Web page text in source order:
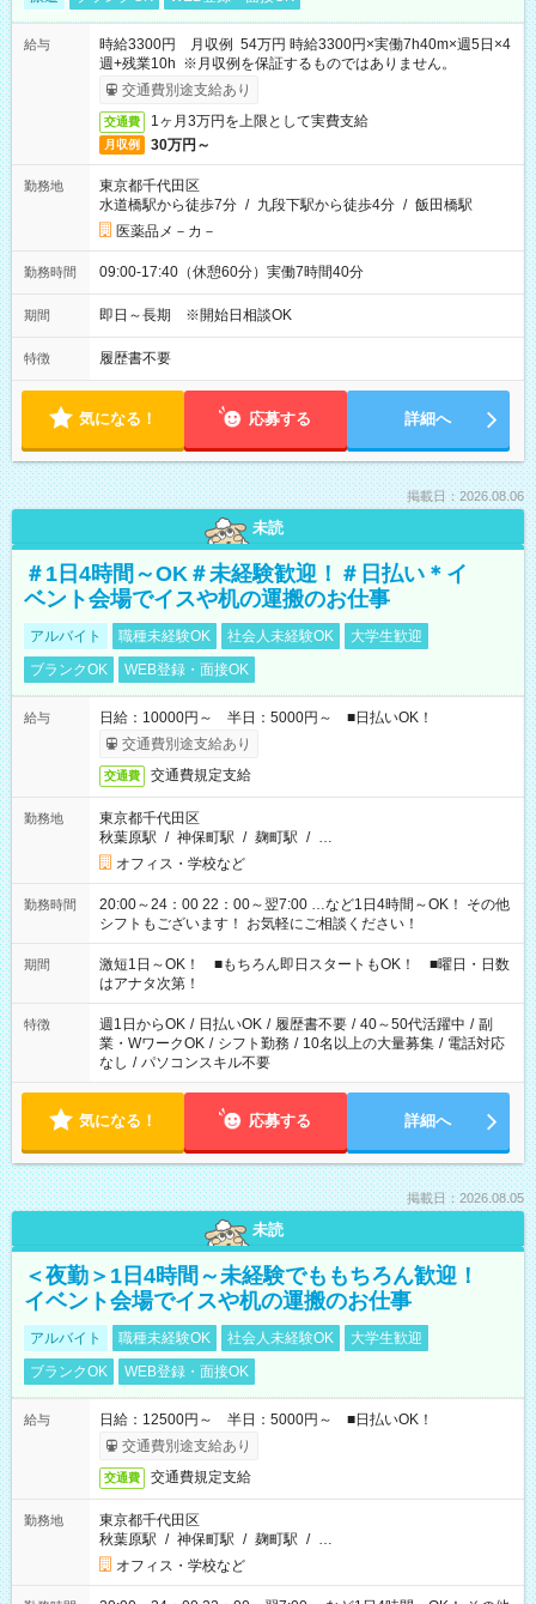
給与
時給3300円 月収例 54万円 時給3300円×実働7h40m×週5日×4
週+残業10h ※月収例を保証するものではありません。
交通費別途支給あり
交通費 1ヶ月3万円を上限として実費支給
月収例 30万円～
勤務地
東京都千代田区
水道橋駅から徒歩7分 / 九段下駅から徒歩4分 / 飯田橋駅
医薬品メ－カ－
勤務時間 09:00-17:40（休憩60分）実働7時間40分
期間 即日～長期 ※開始日相談OK
特徴 履歴書不要
気になる！ 応募する 詳細へ
掲載日：2026.08.06
未読
＃1日4時間～OK＃未経験歓迎！＃日払い＊イ
ベント会場でイスや机の運搬のお仕事
アルバイト 職種未経験OK 社会人未経験OK
大学生歓迎
ブランクOK
WEB登録・面接OK
給与
日給：10000円～ 半日：5000円～ ■日払いOK！
交通費別途支給あり
交通費 交通費規定支給
勤務地
東京都千代田区
秋葉原駅 / 神保町駅 / 麹町駅 / …
オフィス・学校など
勤務時間
20:00～24：00 22：00～翌7:00 …など1日4時間～OK！ その他
シフトもございます！ お気軽にご相談ください！
期間
激短1日～OK！ ■もちろん即日スタートもOK！ ■曜日・日数
はアナタ次第！
特徴 週1日からOK / 日払いOK / 履歴書不要 / 40～50代活躍中 / 副
業・WワークOK / シフト勤務 / 10名以上の大量募集 / 電話対応
なし / パソコンスキル不要
気になる！ 応募する 詳細へ
掲載日：2026.08.05
未読
＜夜勤＞1日4時間～未経験でももちろん歓迎！
イベント会場でイスや机の運搬のお仕事
アルバイト 職種未経験OK 社会人未経験OK
大学生歓迎
ブランクOK
WEB登録・面接OK
給与
日給：12500円～ 半日：5000円～ ■日払いOK！
交通費別途支給あり
交通費 交通費規定支給
勤務地
東京都千代田区
秋葉原駅 / 神保町駅 / 麹町駅 / …
オフィス・学校など